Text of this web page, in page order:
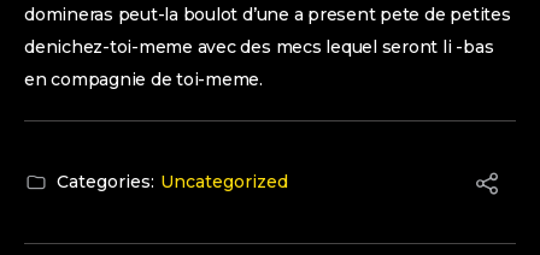
domineras peut-la boulot d’une a present pete de petites
denichez-toi-meme avec des mecs lequel seront li -bas
en compagnie de toi-meme.
Categories: Uncategorized